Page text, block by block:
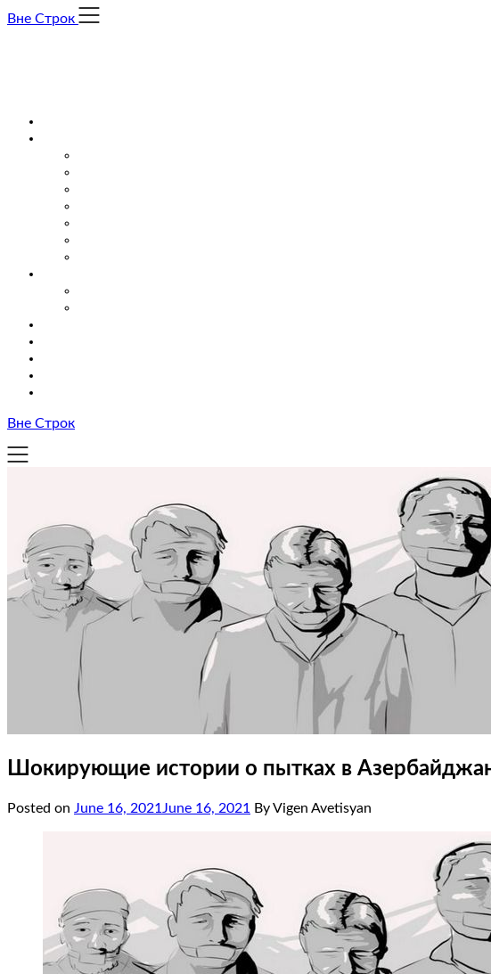
Skip
Вне Строк
Вне Строк
Шокирующие истории о пытках в
Posted on June 16, 2021 June 16, 2021 By Vigen Avetisyan